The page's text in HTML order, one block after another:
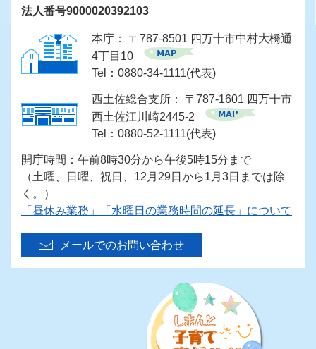
法人番号9000020392103
本庁： 〒787-8501 四万十市中村大橋通
4丁目10
Tel：0880-34-1111(代表)
西土佐総合支所： 〒787-1601 四万十市
西土佐江川崎2445-2
Tel：0880-52-1111(代表)
開庁時間：午前8時30分から午後5時15分まで
（土曜、日曜、祝日、12月29日から1月3日までは除
く。）
「昼休み業務」「水曜日の業務時間の延長」について
メールでのお問い合わせ